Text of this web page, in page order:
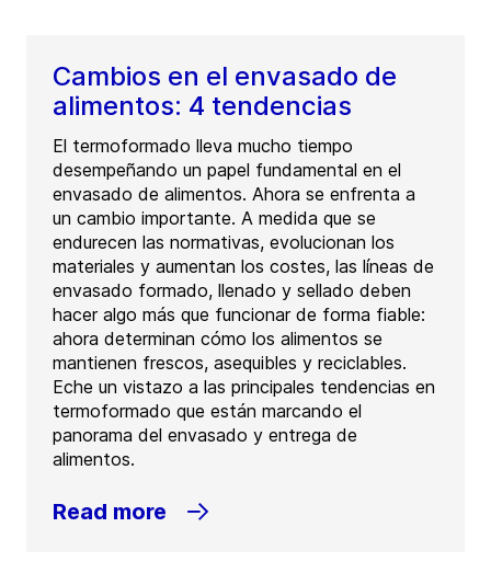
Cambios en el envasado de
alimentos: 4 tendencias
El termoformado lleva mucho tiempo
desempeñando un papel fundamental en el
envasado de alimentos. Ahora se enfrenta a
un cambio importante. A medida que se
endurecen las normativas, evolucionan los
materiales y aumentan los costes, las líneas de
envasado formado, llenado y sellado deben
hacer algo más que funcionar de forma fiable:
ahora determinan cómo los alimentos se
mantienen frescos, asequibles y reciclables.
Eche un vistazo a las principales tendencias en
termoformado que están marcando el
panorama del envasado y entrega de
alimentos.
Read more